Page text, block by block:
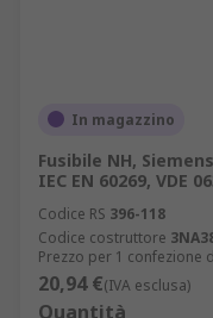
In magazzino
Fusibile NH,
IEC EN 60269, VDE
Codice RS 396-118
Codice costruttore
Prezzo per 1 confezione
20,94 €(IVA esclusa)
Quantità